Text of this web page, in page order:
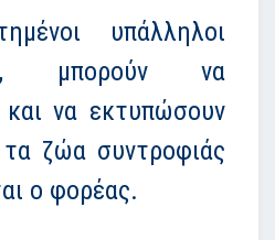
υπάλληλοι
μπορούν να
και να εκτυπώσουν
ζώα συντροφιάς
ο φορέας.